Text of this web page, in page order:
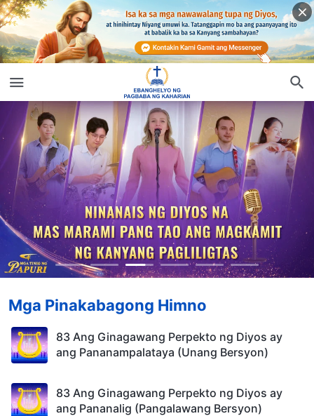
Mga Pinakabagong Himno
83 Ang Ginagawang Perpekto ng Diyos ay
ang Pananampalataya (Unang Bersyon)
83 Ang Ginagawang Perpekto ng Diyos ay
ang Pananalig (Pangalawang Bersyon)